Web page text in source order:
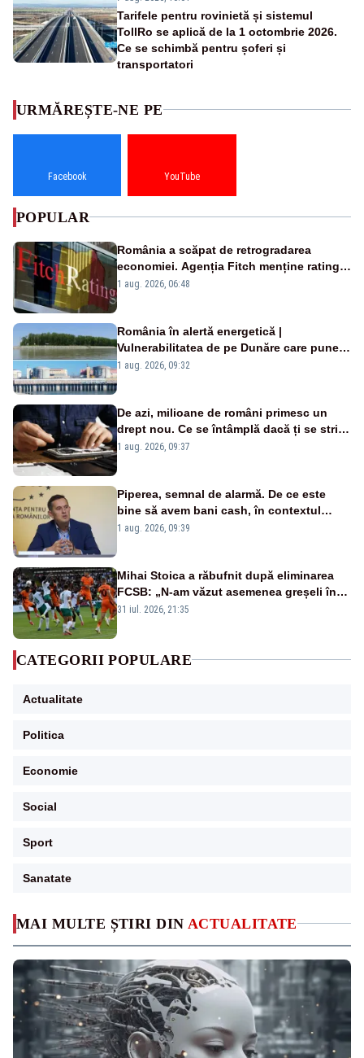
Tarifele pentru rovinietă și sistemul
TollRo se aplică de la 1 octombrie 2026.
Ce se schimbă pentru șoferi și
transportatori
MAI MULTE ȘTIRI DIN ACTUALITATE
URMĂREȘTE-NE PE
Facebook YouTube
POPULAR
România a scăpat de retrogradarea
economiei. Agenția Fitch menține ratingul
„BBB-” cu perspectivă negativă
1 aug. 2026, 06:48
România în alertă energetică |
Vulnerabilitatea de pe Dunăre care pune
în pericol Centrala Cernavodă era
1 aug. 2026, 09:32
De azi, milioane de români primesc un
drept nou. Ce se întâmplă dacă ți se strică
un produs
1 aug. 2026, 09:37
Piperea, semnal de alarmă. De ce este
bine să avem bani cash, în contextul
alertei energetice?
1 aug. 2026, 09:39
Mihai Stoica a răbufnit după eliminarea
FCSB: „N-am văzut asemenea greșeli în
190 de meciuri europene”
31 iul. 2026, 21:35
CATEGORII POPULARE
Actualitate
Politica
Economie
Social
Sport
Sanatate